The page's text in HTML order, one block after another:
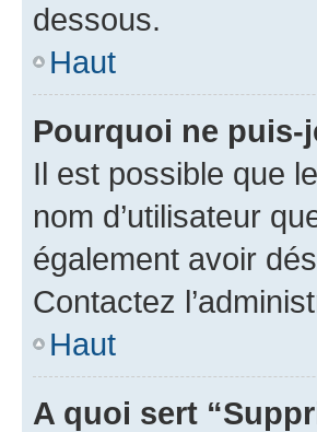
dessous.
Haut
Pourquoi ne puis-
Il est possible que
nom d’utilisateur
également avoir
Contactez
Haut
A quoi sert